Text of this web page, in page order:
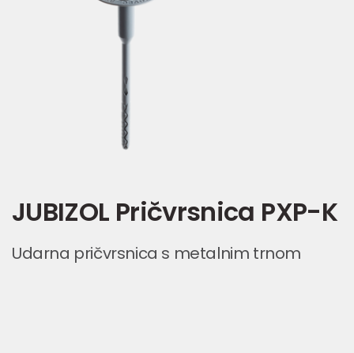
JUBIZOL Pričvrsnica PXP-K
Udarna pričvrsnica s metalnim trnom